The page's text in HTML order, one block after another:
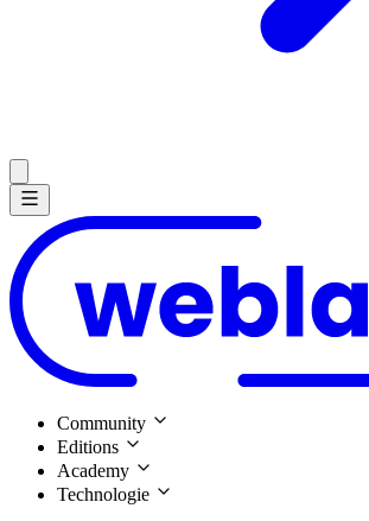
Community
Editions
Academy
Technologie